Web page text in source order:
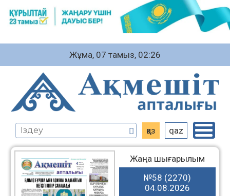
Жұма, 07 тамыз, 02:26
қаз qaz
Жаңа шығарылым
№58 (2270)
04.08.2026